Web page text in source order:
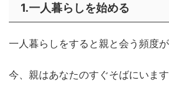
1.一人暮らしを始める
一人暮らしをすると親と会う頻度が
今、親はあなたのすぐそばにいます